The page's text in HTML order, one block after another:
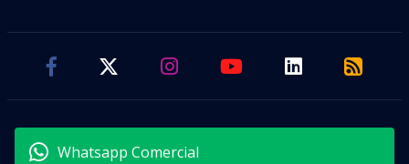
Whatsapp Comercial